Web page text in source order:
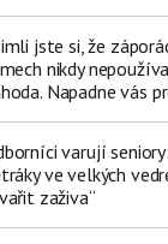
jste si, že
nikdy
Napadne vás
varují
ve velkých
zaživa“